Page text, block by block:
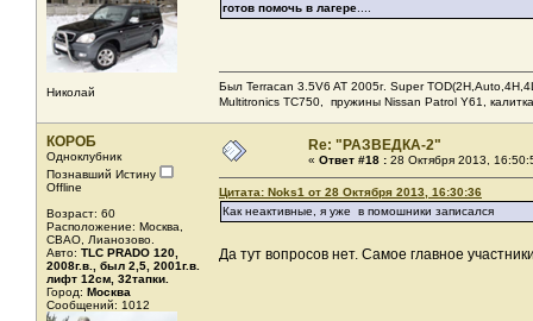
Николай
готов помочь в лагере....
Был Terracan 3.5V6 AT 2005г. Super
Мultitronics TC750, пружины Nissan Patrol Y61, калитка
КОРОБ
Одноклубник
Познавший Истину
Offline
Возраст: 60
Расположение: Москва,
СВАО, Лианозово.
Авто: TLC PRADO 120,
2008г.в., был 2,5, 2001г.в.
лифт 12см, 32тапки.
Город: Москва
Сообщений: 1012
Re: "РАЗВЕДКА-2"
« Ответ #18 : 28 Октября 2013,
Цитата: Noks1 от 28 Октября 2013, 16:30:36
Как неактивные, я уже в помошники записался
Да тут вопросов нет. Самое главное